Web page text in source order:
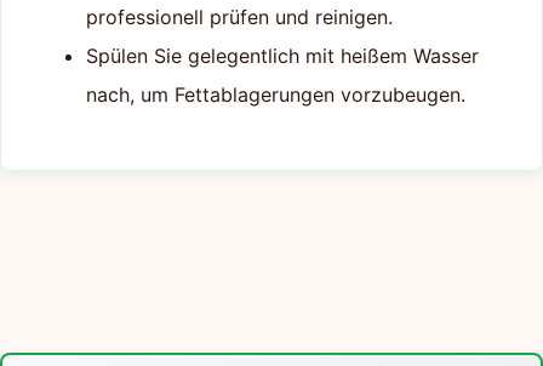
professionell prüfen und reinigen.
Spülen Sie gelegentlich mit heißem Wasser
nach, um Fettablagerungen vorzubeugen.